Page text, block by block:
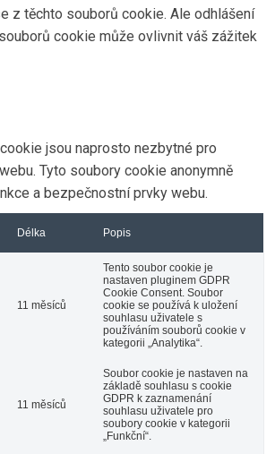
z těchto souborů cookie. Ale odhlášení
cookie může ovlivnit váš zážitek
jsou naprosto nezbytné pro
Tyto soubory cookie anonymně
a bezpečnostní prvky webu.
Délka Popis
11 měsíců
Tento soubor cookie je
nastaven pluginem GDPR
Cookie Consent. Soubor
cookie se používá k uložení
souhlasu uživatele s
používáním souborů cookie v
kategorii „Analytika“.
11 měsíců
Soubor cookie je nastaven na
základě souhlasu s cookie
GDPR k zaznamenání
souhlasu uživatele pro
soubory cookie v kategorii
„Funkční“.